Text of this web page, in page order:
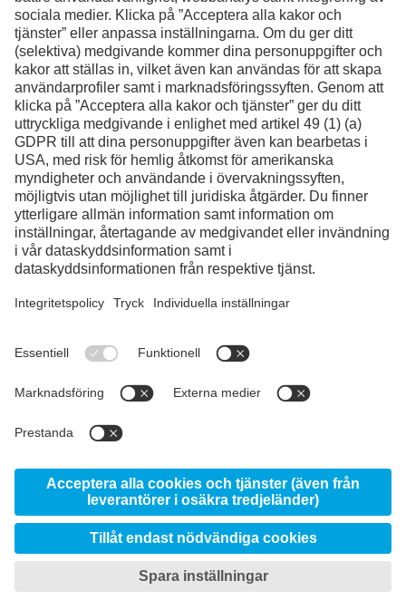
Facebook
Instagram
LinkedIn
© 2026 voestalpine High Performance Metals
Sweden AB, Box 98, SE-431 22 Mölndal
Om webbplatsen
Om Uddeholm Dataskydd
Imprint
Mina integritetsinställningar